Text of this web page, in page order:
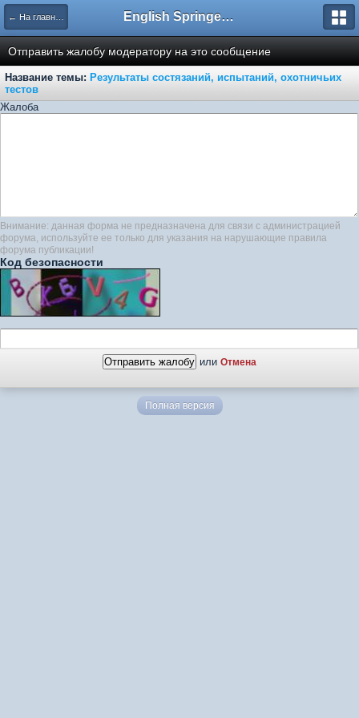
← На главную English Springer Spaniel Club
Отправить жалобу модератору на это сообщение
Название темы: Результаты состязаний, испытаний, охотничьих
тестов
Жалоба
Внимание: данная форма не предназначена для связи с администрацией
форума, используйте ее только для указания на нарушающие правила
форума публикации!
Код безопасности
или Отмена
Полная версия